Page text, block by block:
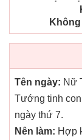
Tên ngày: Nữ
Tướng tinh con
ngày thứ 7.
Nên làm: Hợp